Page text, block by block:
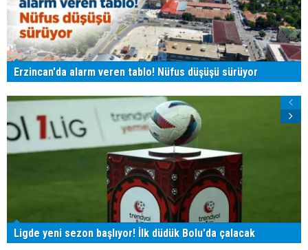
Erzincan'da alarm veren tablo! Nüfus düşüşü sürüyor
Ligde yeni sezon başlıyor! İlk düdük Bolu'da çalacak